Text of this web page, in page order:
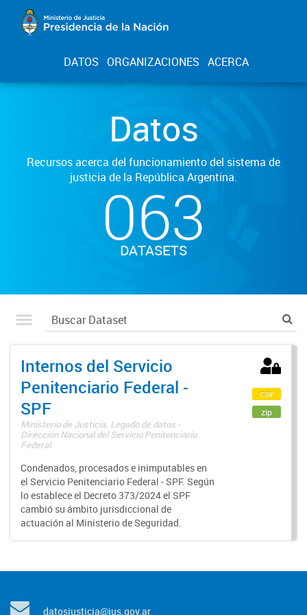
DATOS ORGANIZACIONES ACERCA
Datos
Recursos acerca del funcionamiento del sistema de
justicia de la República Argentina.
063
DATASETS
Internos del Servicio
Penitenciario Federal -
SPF
Ministerio de Justicia. Legado de datos -
Dirección Nacional del Servicio Penitenciario
Federal
Condenados, procesados e inimputables en
el Servicio Penitenciario Federal - SPF. Según
lo establece el Decreto 373/2024 el SPF
cambió su ámbito jurisdiccional de
actuación al Ministerio de Seguridad.
csv
zip
datosjusticia@jus.gov.ar